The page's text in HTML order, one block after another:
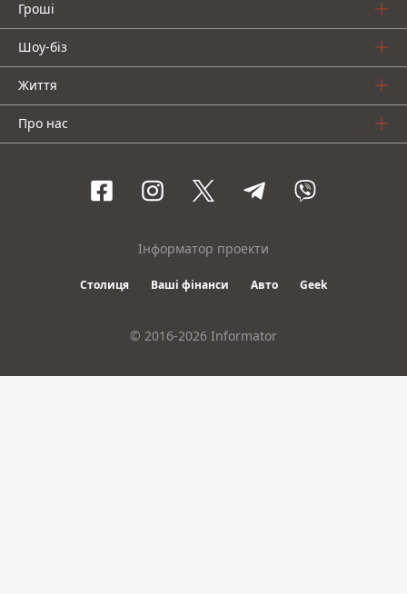
Гроші
Шоу-біз
Життя
Про нас
Інформатор проекти
Столиця Ваші фінанси Авто Geek
© 2016-2026 Informator